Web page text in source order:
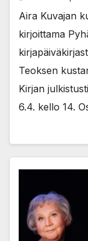
Aira Kuvajan
kirjoittama
Teoksen
Kirjan
6.4. kello 14.